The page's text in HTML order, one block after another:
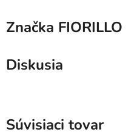
Značka FIORILLO
Diskusia
Súvisiaci tovar